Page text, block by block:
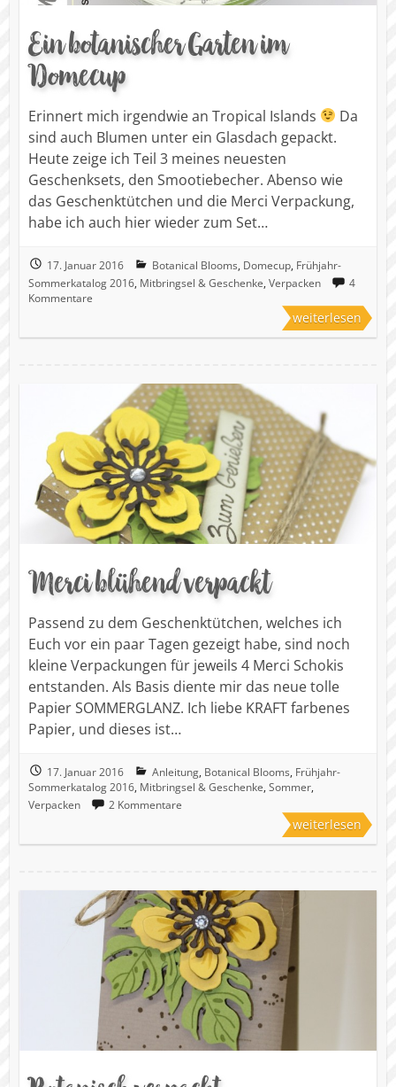
Ein botanischer Garten im
Domecup
Erinnert mich irgendwie an Tropical Islands
Da
sind auch Blumen unter ein Glasdach gepackt.
Heute zeige ich Teil 3 meines neuesten
Geschenksets, den Smootiebecher. Abenso wie
das Geschenktütchen und die Merci Verpackung,
habe ich auch hier wieder zum Set…
17. Januar 2016 Botanical Blooms, Domecup, Frühjahr-
Sommerkatalog 2016, Mitbringsel & Geschenke, Verpacken
4
Kommentare
weiterlesen
Merci blühend verpackt
Passend zu dem Geschenktütchen, welches ich
Euch vor ein paar Tagen gezeigt habe, sind noch
kleine Verpackungen für jeweils 4 Merci Schokis
entstanden. Als Basis diente mir das neue tolle
Papier SOMMERGLANZ. Ich liebe KRAFT farbenes
Papier, und dieses ist…
17. Januar 2016 Anleitung, Botanical Blooms, Frühjahr-
Sommerkatalog 2016, Mitbringsel & Geschenke, Sommer,
Verpacken
2 Kommentare
weiterlesen